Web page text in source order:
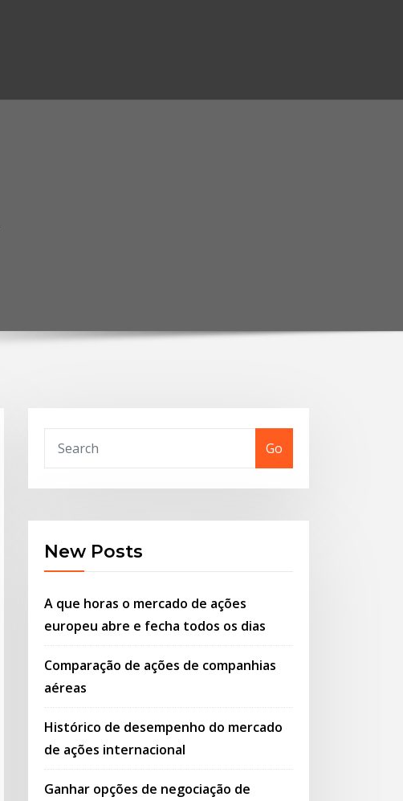
Go
New Posts
A que horas o mercado de ações
europeu abre e fecha todos os dias
Comparação de ações de companhias
aéreas
Histórico de desempenho do mercado
de ações internacional
Ganhar opções de negociação de